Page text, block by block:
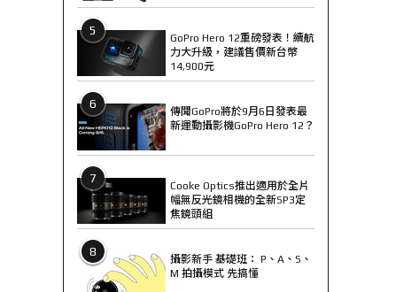
5
GoPro Hero 12重磅發表！續航
力大升級，建議售價新台幣
14,900元
6
傳聞GoPro將於9月6日發表最
新運動攝影機GoPro Hero 12？
7
Cooke Optics推出適用於全片
幅無反光鏡相機的全新SP3定
焦鏡頭組
8
攝影新手 基礎班： P、A、S、
M 拍攝模式 先搞懂